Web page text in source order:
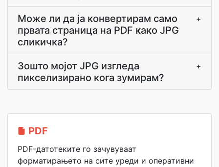
Може ли да ја конвертирам само
првата страница на PDF како JPG
сликичка?
+
Зошто мојот JPG изгледа
пикселизирано кога зумирам?
+
PDF
PDF-датотеките го зачувуваат
форматирањето на сите уреди и оперативни